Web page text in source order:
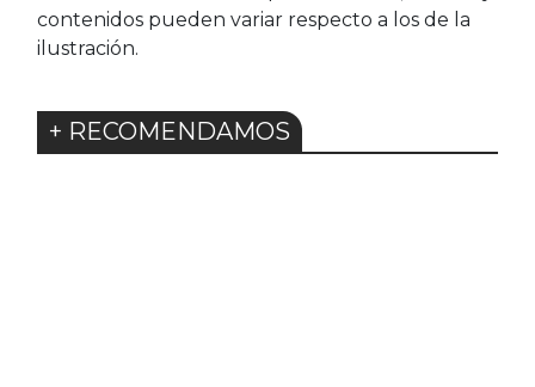
contenidos pueden variar respecto a los de la
ilustración.
+ RECOMENDAMOS